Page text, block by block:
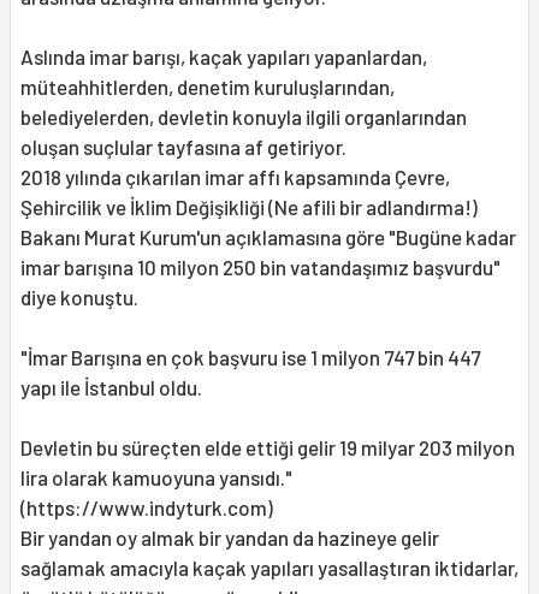
Aslında imar barışı, kaçak yapıları yapanlardan,
müteahhitlerden, denetim kuruluşlarından,
belediyelerden, devletin konuyla ilgili organlarından
oluşan suçlular tayfasına af getiriyor.
2018 yılında çıkarılan imar affı kapsamında Çevre,
Şehircilik ve İklim Değişikliği (Ne afili bir adlandırma!)
Bakanı Murat Kurum'un açıklamasına göre "Bugüne kadar
imar barışına 10 milyon 250 bin vatandaşımız başvurdu"
diye konuştu.
"İmar Barışına en çok başvuru ise 1 milyon 747 bin 447
yapı ile İstanbul oldu.
Devletin bu süreçten elde ettiği gelir 19 milyar 203 milyon
lira olarak kamuoyuna yansıdı."
(https://www.indyturk.com)
Bir yandan oy almak bir yandan da hazineye gelir
sağlamak amacıyla kaçak yapıları yasallaştıran iktidarlar,